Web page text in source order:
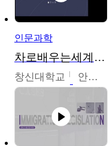
인문과학
차로배우는세계문화
창신대학교 안소영